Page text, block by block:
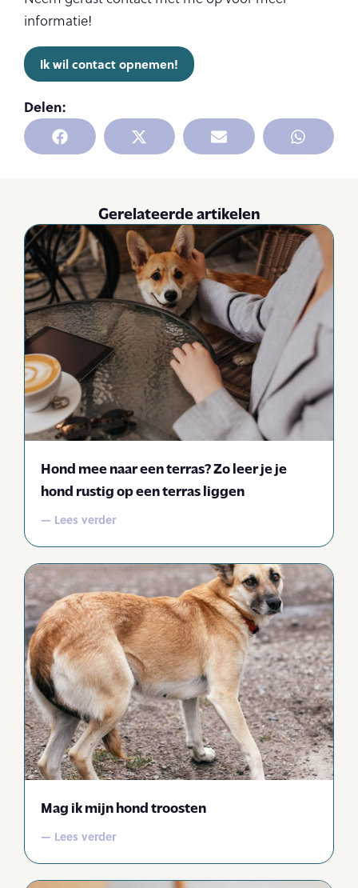
Delen:
informatie!
Ik wil contact opnemen!
Gerelateerde artikelen
Hond mee naar een terras? Zo leer je je
hond rustig op een terras liggen
— Lees verder
Mag ik mijn hond troosten
— Lees verder